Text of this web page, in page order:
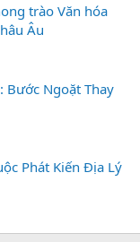
trào Văn hóa
Âu
Bước Ngoặt Thay
Phát Kiến Địa Lý